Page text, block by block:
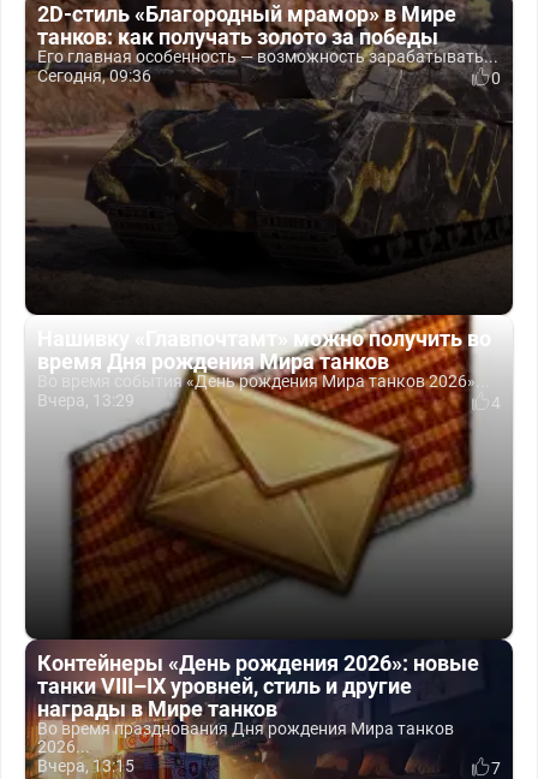
2D-стиль «Благородный мрамор» в Мире
танков: как получать золото за победы
Его главная особенность — возможность зарабатывать...
Сегодня, 09:36
0
Нашивку «Главпочтамт» можно получить во
время Дня рождения Мира танков
Во время события «День рождения Мира танков 2026»...
Вчера, 13:29
4
Контейнеры «День рождения 2026»: новые
танки VIII–IX уровней, стиль и другие
награды в Мире танков
Во время празднования Дня рождения Мира танков
2026...
Вчера, 13:15
7